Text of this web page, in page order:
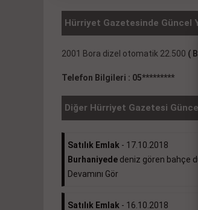
Hürriyet Gazetesinde Güncel
2001 Bora dizel otomatik 22.500 (
Telefon Bilgileri : 05*********
Diğer Hürriyet Gazetesi
Satılık Emlak - 17.10.2018
Burhaniyede deniz gören bahçe
Devamını Gör
Satılık Emlak - 16.10.2018